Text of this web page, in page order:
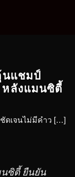
นแชมป์
ลังแมนซิตี้
ดเจนไม่มีคำว […]
นซิตี้ ยืนยัน